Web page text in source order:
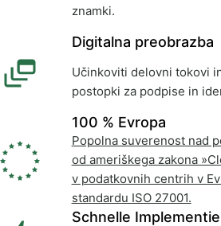
znamki.
Digitalna preobrazba
Učinkoviti delovni tokovi
postopki za podpise in
100 % Evropa
Popolna suverenost nad
od ameriškega zakona
v podatkovnih centrih v
standardu ISO 27001.
Schnelle